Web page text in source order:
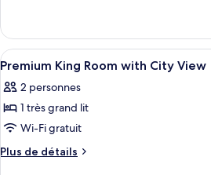
In
Shower)
2
grands
lits,
accessible
aux
personnes
à
mobilité
le
type
de
Chambre
Premium,
grands
lits,
accessible
Afficher
toutes
les
photos
pour
ce
3
Premium King Room with City View
2 personnes
1 très grand lit
Wi-Fi gratuit
Plus de détails
Plus